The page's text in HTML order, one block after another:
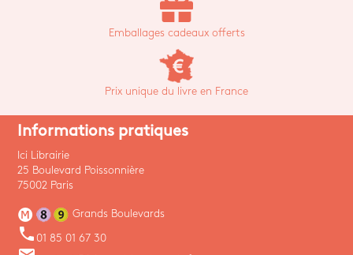
Emballages cadeaux offerts
Prix unique du livre en France
Informations pratiques
Ici Librairie
25 Boulevard Poissonnière
75002 Paris
Grands Boulevards
phone 01 85 01 67 30